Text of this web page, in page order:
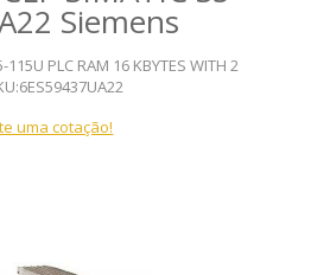
Siemens
115U PLC RAM 16 KBYTES WITH 2
uma cotação!